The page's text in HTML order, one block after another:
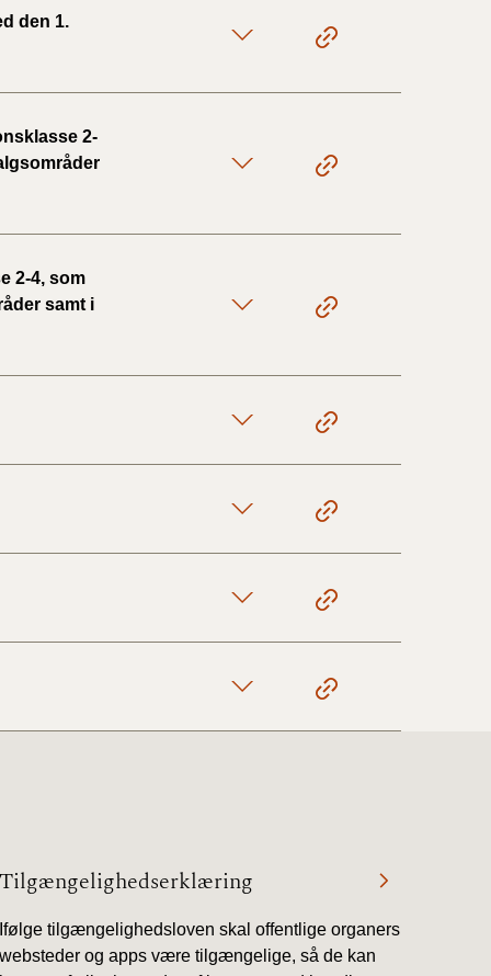
den 1.
2-
2-4, som
samt i
Tilgængelighedserklæring
Ifølge tilgængelighedsloven skal offentlige organers
websteder og apps være tilgængelige, så de kan